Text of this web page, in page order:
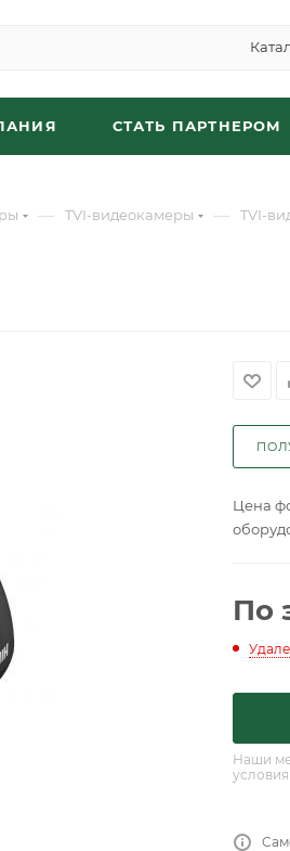
СТАТЬ ПАРТНЕРОМ
— TVI-видеокамеры — TVI-
Цена
По
Наши
условия